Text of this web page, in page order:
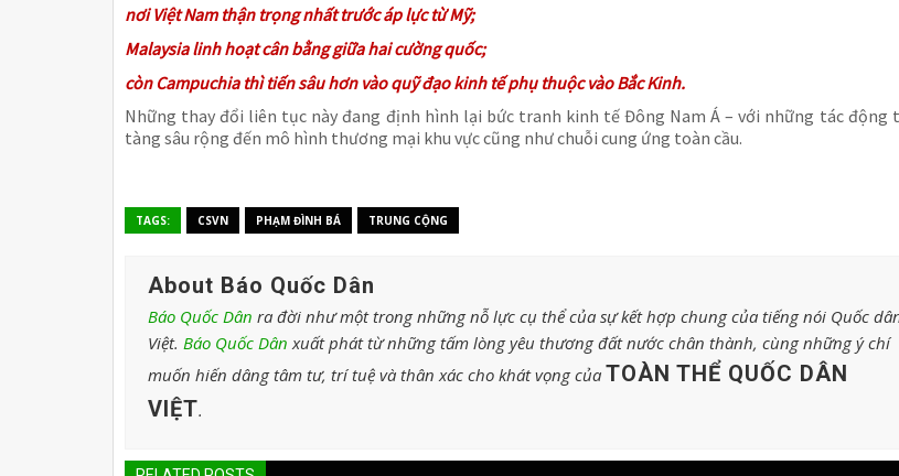
nơi Việt Nam thận trọng nhất trước áp lực từ Mỹ;
Malaysia linh hoạt cân bằng giữa hai cường quốc;
còn Campuchia thì tiến sâu hơn vào quỹ đạo kinh tế phụ thuộc vào Bắc Kinh.
Những thay đổi liên tục này đang định hình lại bức tranh kinh tế Đông Nam Á – với những tác động
tàng sâu rộng đến mô hình thương mại khu vực cũng như chuỗi cung ứng toàn cầu.
TAGS: CSVN PHẠM ĐÌNH BÁ TRUNG CỘNG
About Báo Quốc Dân
Báo Quốc Dân ra đời như một trong những nỗ lực cụ thể của sự kết hợp chung của tiếng nói Quốc
Việt. Báo Quốc Dân xuất phát từ những tấm lòng yêu thương đất nước chân thành, cùng những ý chí
muốn hiến dâng tâm tư, trí tuệ và thân xác cho khát vọng của TOÀN THỂ QUỐC DÂN
VIỆT.